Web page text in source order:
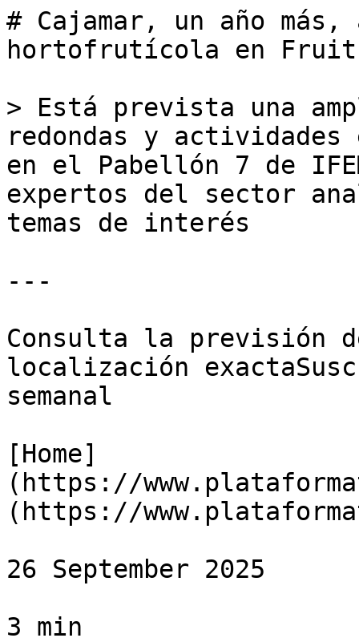
# Cajamar, un año más,
hortofrutícola en
> Está prevista una
redondas y
en el Pabellón 7 de
expertos del sector
temas de interés
---
Consulta la previsión
localización
semanal
[Home]
(https://
(https://
26 September 2025
3 min